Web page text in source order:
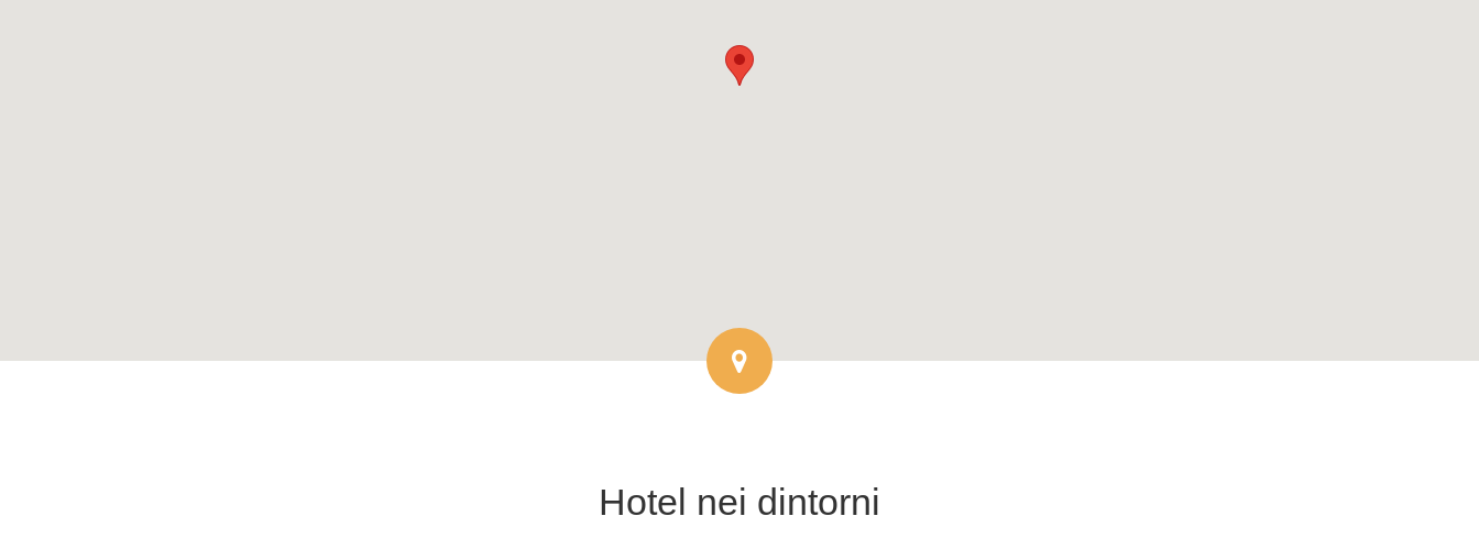
Hotel nei dintorni